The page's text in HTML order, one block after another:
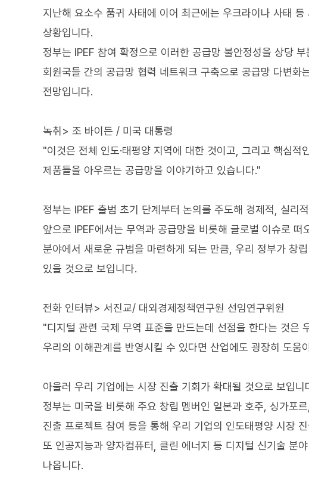
지난해 요소수 품귀 사태에 이어 최근에는 우크라이나 사태
상황입니다.
정부는 IPEF 참여 확정으로 이러한 공급망 불안정성을 상당
회원국들 간의 공급망 협력 네트워크 구축으로 공급망 다변화
전망입니다.
녹취> 조 바이든 / 미국 대통령
"이것은 전체 인도·태평양 지역에 대한 것이고, 그리고 핵심
제품들을 아우르는 공급망을 이야기하고 있습니다."
정부는 IPEF 출범 초기 단계부터 논의를 주도해 경제적, 실리
앞으로 IPEF에서는 무역과 공급망을 비롯해 글로벌 이슈로
분야에서 새로운 규범을 마련하게 되는 만큼, 우리 정부가 창
있을 것으로 보입니다.
전화 인터뷰> 서진교/ 대외경제정책연구원 선임연구위원
"디지털 관련 국제 무역 표준을 만드는데 선점을 한다는 것은
우리의 이해관계를 반영시킬 수 있다면 산업에도 굉장히 도움
아울러 우리 기업에는 시장 진출 기회가 확대될 것으로 보입니
정부는 미국을 비롯해 주요 창립 멤버인 일본과 호주, 싱가포
진출 프로젝트 참여 등을 통해 우리 기업의 인도태평양 시장
또 인공지능과 양자컴퓨터, 클린 에너지 등 디지털 신기술 분
나옵니다.